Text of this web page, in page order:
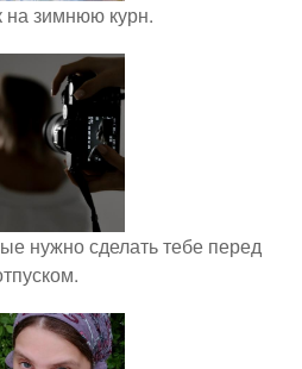
на зимнюю курн.
нужно сделать тебе перед